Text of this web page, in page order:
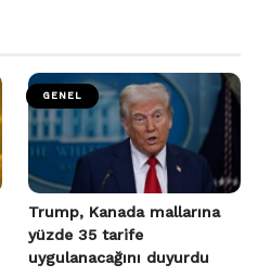
GENEL
Trump, Kanada mallarına
yüzde 35 tarife
uygulanacağını duyurdu